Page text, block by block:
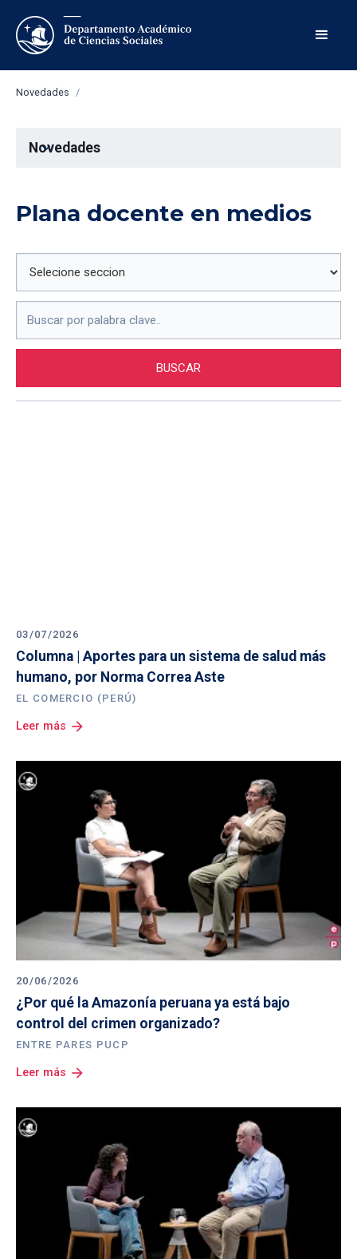
Novedades /
Novedades
expand_more
Plana docente en medios
03/07/2026
Columna | Aportes para un sistema de salud más
humano, por Norma Correa Aste
EL COMERCIO (PERÚ)
Leer más arrow_forward
20/06/2026
¿Por qué la Amazonía peruana ya está bajo
control del crimen organizado?
ENTRE PARES PUCP
Leer más arrow_forward